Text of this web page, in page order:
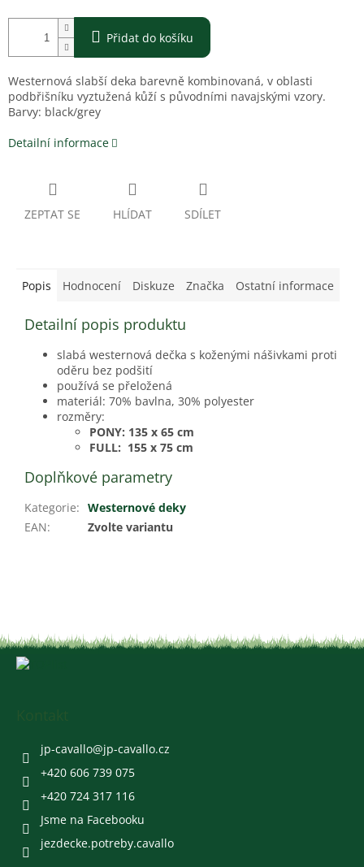
Přidat do košíku
Westernová slabší deka barevně kombinovaná, v oblasti
podbřišníku vyztužená kůží s původními navajskými vzory.
Barvy: black/grey
Detailní informace
ZEPTAT SE HLÍDAT SDÍLET
Popis Hodnocení Diskuze Značka Ostatní informace
Detailní popis produktu
slabá westernová dečka s koženými nášivkami proti
oděru bez podšití
používá se přeložená
materiál: 70% bavlna, 30% polyester
rozměry:
PONY: 135 x 65 cm
FULL: 155 x 75 cm
Doplňkové parametry
Kategorie: Westernové deky
EAN: Zvolte variantu
jp-cavallo@jp-cavallo.cz
+420 606 739 075
+420 724 317 116
Jsme na Facebooku
jezdecke.potreby.cavallo